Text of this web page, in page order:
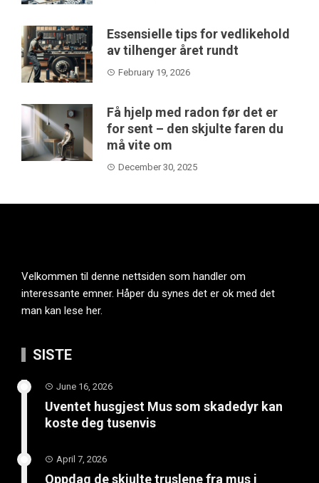
Essensielle tips for vedlikehold
av tilhenger året rundt
February 19, 2026
Få hjelp med radon før det er
for sent – den skjulte faren du
må vite om
December 30, 2025
Velkommen til denne nettsiden som handler om
interessante emner. Håper du synes det er ok med det
man kan lese her.
SISTE
June 16, 2026
Uventet husgjest Mus som skadedyr kan
koste deg tusenvis
April 7, 2026
Oppdag de skjulte truslene fra mus i